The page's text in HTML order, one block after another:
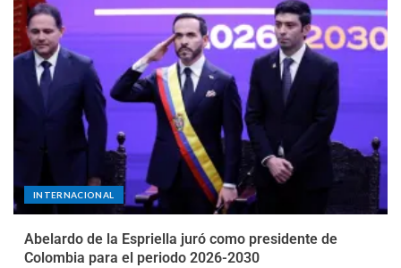
INTERNACIONAL
Abelardo de la Espriella juró como presidente de
Colombia para el periodo 2026-2030